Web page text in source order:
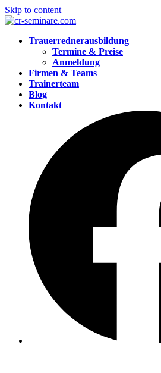
Skip to content
Trauerrednerausbildung
Termine & Preise
Anmeldung
Firmen & Teams
Trainerteam
Blog
Kontakt